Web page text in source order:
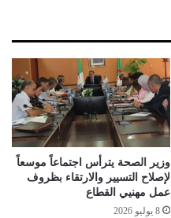
وزير الصحة يترأس اجتماعاً موسعاً
لإصلاح التسيير والارتقاء بظروف
عمل مهنيي القطاع
8 يوليو 2026